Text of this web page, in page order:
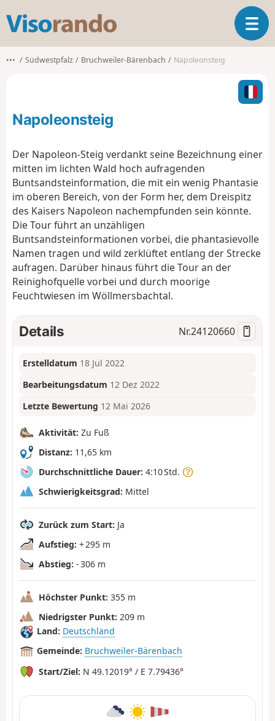
s
o
T
o
l
n
g
t
••• Südwestpfalz Bruchweiler-Bärenbach Napoleonsteig
Napoleonsteig
Der Napoleon-Steig verdankt seine Bezeichnung einer
mitten im lichten Wald hoch aufragenden
Buntsandsteinformation, die mit ein wenig Phantasie
im oberen Bereich, von der Form her, dem Dreispitz
des Kaisers Napoleon nachempfunden sein könnte.
Die Tour führt an unzähligen
Buntsandsteinformationen vorbei, die phantasievolle
Namen tragen und wild zerklüftet entlang der Strecke
aufragen. Darüber hinaus führt die Tour an der
Reinighofquelle vorbei und durch moorige
Feuchtwiesen im Wöllmersbachtal.
Details Nr.24120660
Erstelldatum 18 Jul 2022
Bearbeitungsdatum 12 Dez 2022
Letzte Bewertung 12 Mai 2026
Aktivität: Zu Fuß
Distanz: 11,65 km
Durchschnittliche Dauer: 4:10 Std.
Schwierigkeitsgrad: Mittel
Zurück zum Start: Ja
Aufstieg: + 295 m
Abstieg: - 306 m
Höchster Punkt: 355 m
Niedrigster Punkt: 209 m
Land: Deutschland
Gemeinde: Bruchweiler-Bärenbach
Start/Ziel: N 49.12019° / E 7.79436°